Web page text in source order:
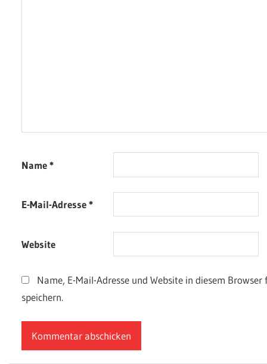
Name*
E-Mail-Adresse*
Website
Name, E-Mail-Adresse und Website in diesem
speichern.